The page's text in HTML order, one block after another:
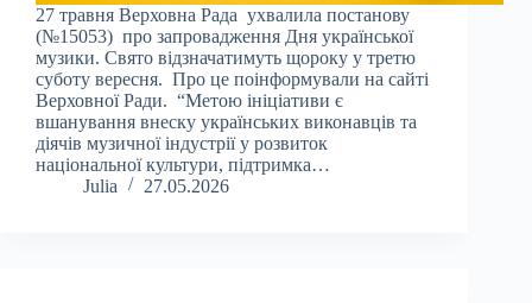
27 травня Верховна Рада ухвалила постанову
(№15053) про запровадження Дня української
музики. Свято відзначатимуть щороку у третю
суботу вересня. Про це поінформували на сайті
Верховної Ради. “Метою ініціативи є
вшанування внеску українських виконавців та
діячів музичної індустрії у розвиток
національної культури, підтримка…
Julia
27.05.2026